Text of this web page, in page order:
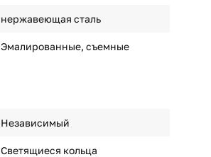
нержавеющая сталь
Эмалированные, съемные
Независимый
Светящиеся кольца